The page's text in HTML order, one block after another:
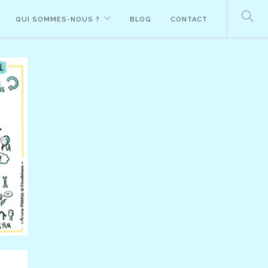
QUI SOMMES-NOUS ? BLOG CONTACT